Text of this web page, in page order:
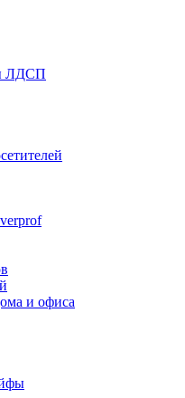
ЛДСП
и офиса